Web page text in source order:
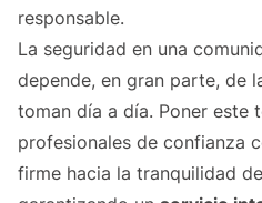
responsable.
La seguridad en una
depende, en gran parte, de
toman día a día. Poner este
profesionales de confianza
firme hacia la tranquilidad